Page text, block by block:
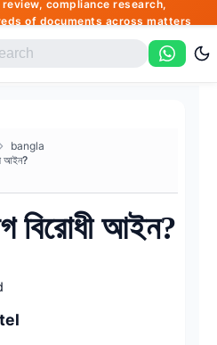
compliance research,
of documents across matters
bangla
আইন?
বিরোধী আইন?